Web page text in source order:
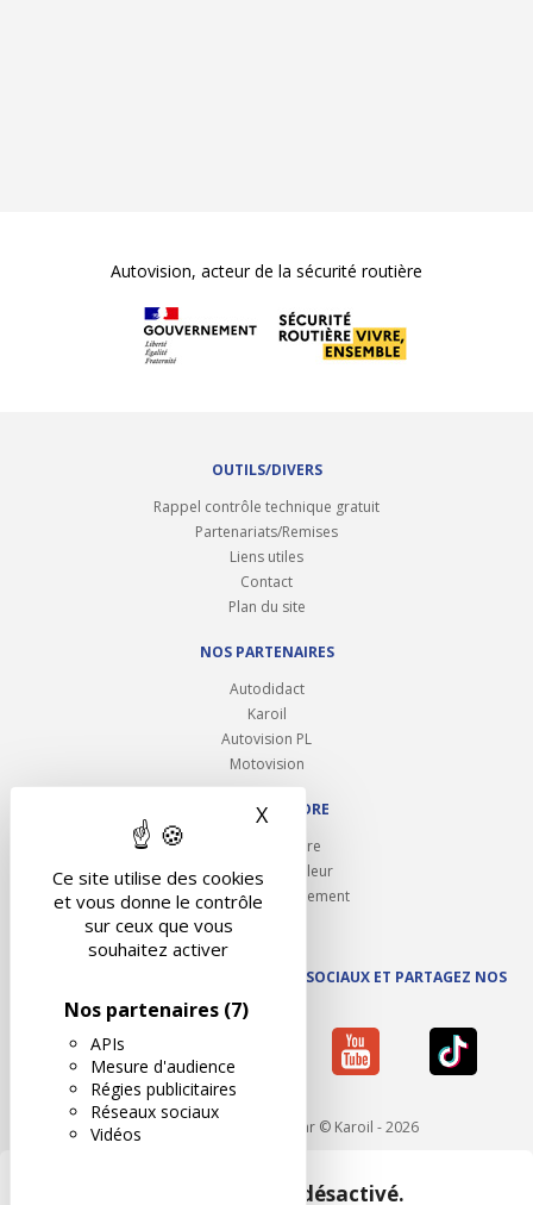
Ce site utilise des cookies
et vous donne le contrôle
sur ceux que vous
souhaitez activer
Nos partenaires (7)
APIs
Mesure d'audience
Régies publicitaires
Réseaux sociaux
Vidéos
X Masquer le bandeau des
Autovision, acteur de la sécurité routière
OUTILS/DIVERS
Rappel contrôle technique gratuit
Partenariats/Remises
Liens utiles
Contact
Plan du site
NOS PARTENAIRES
Autodidact
Karoil
Autovision PL
Motovision
NOUS REJOINDRE
Ouvrir un centre
Devenez contrôleur
Carrières et recrutement
SUIVEZ AUTOVISION SUR LES RÉSEAUX SOCIAUX ET PARTAGEZ NOS
ACTUS
Mentions légales - Réalisé par © Karoil - 2026
Google Maps est désactivé.